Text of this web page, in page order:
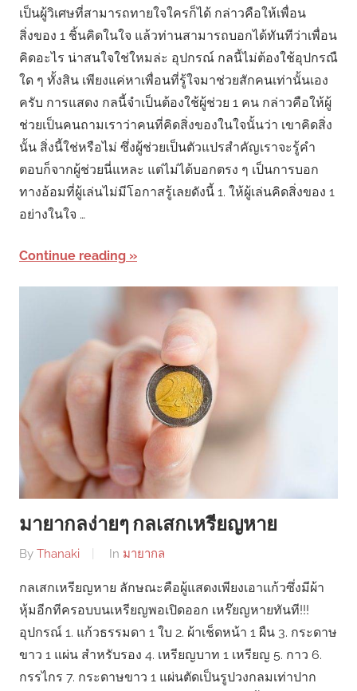
เป็นผู้วิเศษที่สามารถทายใจใครก็ได้ กล่าวคือให้เพื่อน
สิ่งของ 1 ชิ้นคิดในใจ แล้วท่านสามารถบอกได้ทันทีว่าเพื่อน
คิดอะไร น่าสนใจใช่ใหมล่ะ อุปกรณ์ กลนี้ไม่ต้องใช้อุปกรณื
ใด ๆ ทั้งสิน เพียงแค่หาเพื่อนที่รู้ใจมาช่วยสักคนเท่านั้นเอง
ครับ การแสดง กลนี้จำเป็นต้องใช้ผู้ช่วย 1 คน กล่าวคือให้ผู้
ช่วยเป็นคนถามเราว่าคนที่คิดสิ่งของในใจนั้นว่า เขาคิดสิ่ง
นั้น สิ่งนี้ใช่หรือไม่ ซึ่งผู้ช่วยเป็นตัวแปรสำคัญเราจะรู้คำ
ตอบก็จากผู้ช่วยนี่แหละ แต่ไม่ได้บอกตรง ๆ เป็นการบอก
ทางอ้อมที่ผู้เล่นไม่มีโอกาสรู้เลยดังนี้ 1. ให้ผู้เล่นคิดสิ่งของ 1
อย่างในใจ …
Continue reading
มายากลง่ายๆ กลเสกเหรียญหาย
By Thanaki In มายากล
กลเสกเหรียญหาย ลักษณะคือผู้แสดงเพียงเอาแก้วซึ่งมีผ้า
หุ้มอีกทีครอบบนเหรียญพอเปิดออก เหร๊ยญหายทันที!!!
อุปกรณ์ 1. แก้วธรรมดา 1 ใบ 2. ผ้าเช็ดหน้า 1 ผืน 3. กระดาษ
ขาว 1 แผ่น สำหรับรอง 4. เหรียญบาท 1 เหรียญ 5. กาว 6.
กรรไกร 7. กระดาษขาว 1 แผ่นตัดเป็นรูปวงกลมเท่าปาก